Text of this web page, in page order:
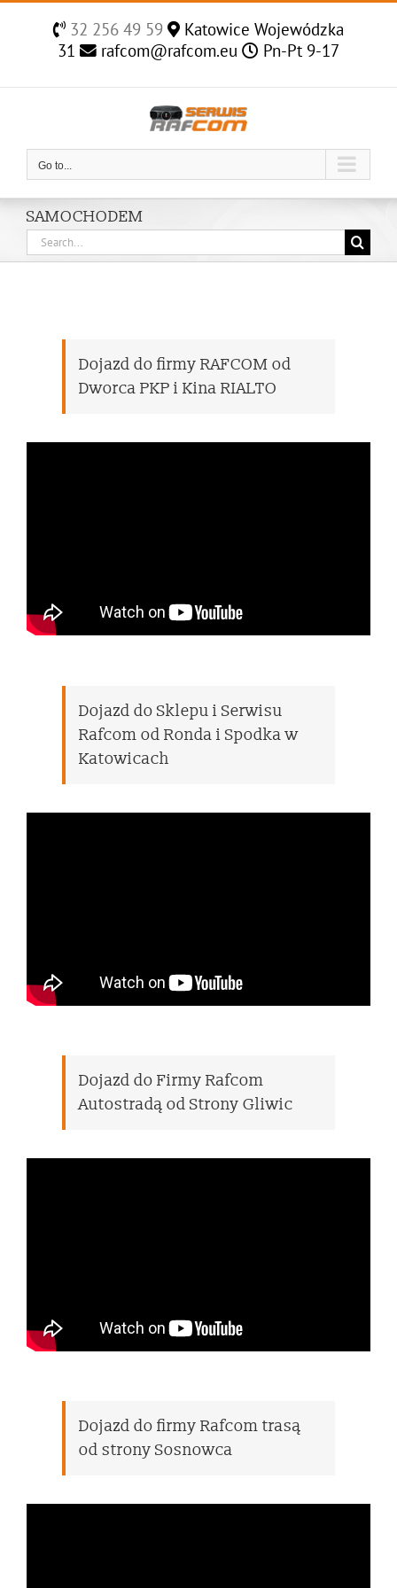
32 256 49 59
Katowice Wojewódzka
31
rafcom@rafcom.eu Pn-Pt 9-17
Go to...
SAMOCHODEM
Search
for:
Dojazd do firmy RAFCOM od
Dworca PKP i Kina RIALTO
Dojazd do Sklepu i Serwisu
Rafcom od Ronda i Spodka w
Katowicach
Dojazd do Firmy Rafcom
Autostradą od Strony Gliwic
Dojazd do firmy Rafcom trasą
od strony Sosnowca